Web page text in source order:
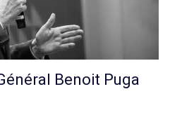
Benoit Puga